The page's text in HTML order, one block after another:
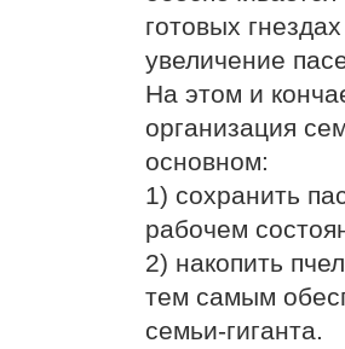
готовых
увеличение
На этом и
организация
основном:
1) сохранить
рабочем
2) накопить
тем самым
семьи-гиганта.